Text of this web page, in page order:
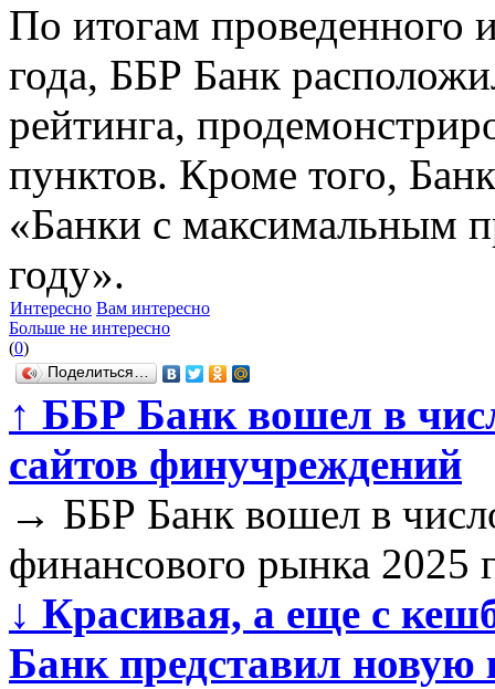
По итогам проведенного
года, ББР Банк
рейтинга,
пунктов. Кроме того,
«Банки с максимальным
году».
Интересно Вам интересно
Больше не интересно
(0)
Поделиться…
↑ ББР Банк вошел в
сайтов финучреждений
→ ББР Банк вошел в
финансового рынка 2025
↓ Красивая, а еще с
Банк представил новую